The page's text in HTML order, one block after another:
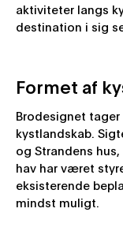
aktiviteter langs
destination i sig
Formet af
Brodesignet
kystlandskab.
og Strandens
hav har været
eksisterende
mindst muligt.